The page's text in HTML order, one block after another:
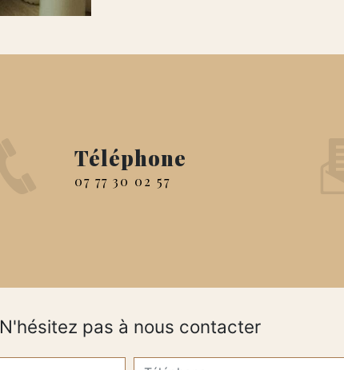
Téléphone
07 77 30 02 57
N'hésitez pas à nous contacter